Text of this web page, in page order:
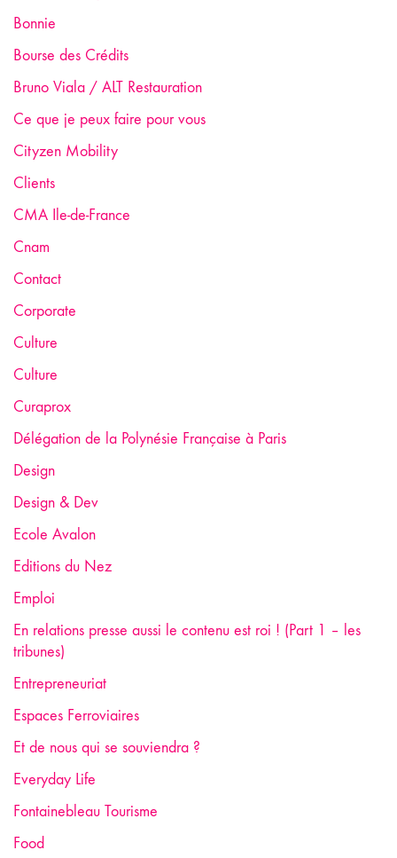
Bonnie
Bourse des Crédits
Bruno Viala / ALT Restauration
Ce que je peux faire pour vous
Cityzen Mobility
Clients
CMA Ile-de-France
Cnam
Contact
Corporate
Culture
Culture
Curaprox
Délégation de la Polynésie Française à Paris
Design
Design & Dev
Ecole Avalon
Editions du Nez
Emploi
En relations presse aussi le contenu est roi ! (Part 1 – les
tribunes)
Entrepreneuriat
Espaces Ferroviaires
Et de nous qui se souviendra ?
Everyday Life
Fontainebleau Tourisme
Food